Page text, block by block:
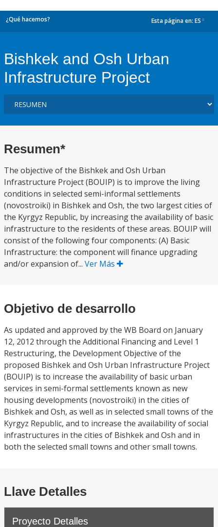
¿Qué hacemos? Esta página en: ES
Bishkek and Osh Urban
Infrastructure Project
Resumen*
The objective of the Bishkek and Osh Urban
Infrastructure Project (BOUIP) is to improve the living
conditions in selected semi-informal settlements
(novostroiki) in Bishkek and Osh, the two largest cities of
the Kyrgyz Republic, by increasing the availability of basic
infrastructure to the residents of these areas. BOUIP will
consist of the following four components: (A) Basic
Infrastructure: the component will finance upgrading
and/or expansion of... Ver Más
Objetivo de desarrollo
As updated and approved by the WB Board on January
12, 2012 through the Additional Financing and Level 1
Restructuring, the Development Objective of the
proposed Bishkek and Osh Urban Infrastructure Project
(BOUIP) is to increase the availability of basic urban
services in semi-formal settlements known as new
housing developments (novostroiki) in the cities of
Bishkek and Osh, as well as in selected small towns of the
Kyrgyz Republic, and to increase the availability of social
infrastructures in the cities of Bishkek and Osh and in
both the selected small towns and other small towns.
Llave Detalles
Proyecto Detalles